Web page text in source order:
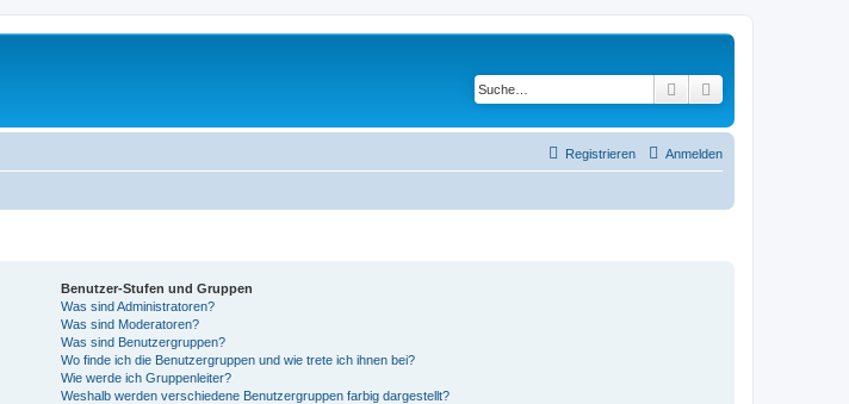
Suche
Anmelden
Registrieren
Benutzer-Stufen und Gruppen
Was sind Administratoren?
Was sind Moderatoren?
Was sind Benutzergruppen?
Wo finde ich die Benutzergruppen und wie trete ich ihnen bei?
Wie werde ich Gruppenleiter?
Weshalb werden verschiedene Benutzergruppen farbig dargestellt?